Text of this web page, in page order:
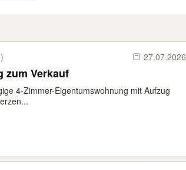
27.07.2026
zum Verkauf
4-Zimmer-Eigentumswohnung mit Aufzug